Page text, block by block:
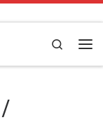
Search